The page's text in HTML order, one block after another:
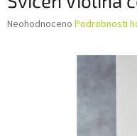
Průměrné
Neohodnoceno Podrobnosti